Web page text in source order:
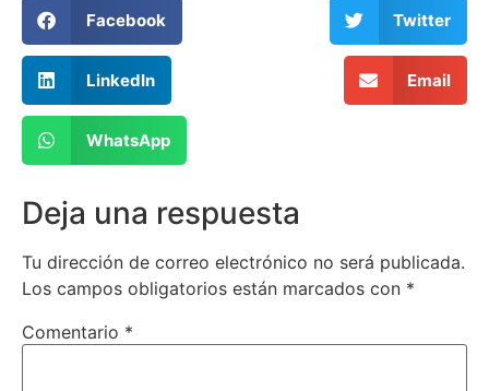
Facebook Twitter
LinkedIn Email
WhatsApp
Deja una respuesta
Tu dirección de correo electrónico no será publicada.
Los campos obligatorios están marcados con *
Comentario *